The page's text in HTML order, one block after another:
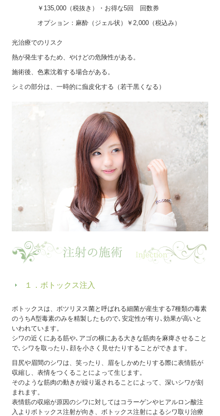
￥135,000（税抜き）・お得な5回 回数券
オプション：麻酔（ジェル状）￥2,000（税込み）
光治療でのリスク
熱が発生するため、やけどの危険性がある。
施術後、色素沈着する場合がある。
シミの部分は、一時的に痂皮化する（若干黒くなる）
１．ボトックス注入
ボトックスは、ボツリヌス菌と呼ばれる細菌が産生する7種類の毒素
のうちA型毒素のみを精製したもので､安定性が有り､効果が高いと
いわれています。
シワの近くにある筋や､アゴの横にある大きな筋肉を麻痺させること
で､シワを取ったり､顔を小さく見せたりすることができます。
目尻や眉間のシワは、笑ったり、眉をしかめたりする際に表情筋が
収縮し、表情をつくることによって生じます。
そのような筋肉の動きが繰り返されることによって、深いシワが刻
まれます。
表情筋の収縮が原因のシワに対してはコラーゲンやヒアルロン酸注
入よりボトックス注射が向き、ボトックス注射によるシワ取り治療